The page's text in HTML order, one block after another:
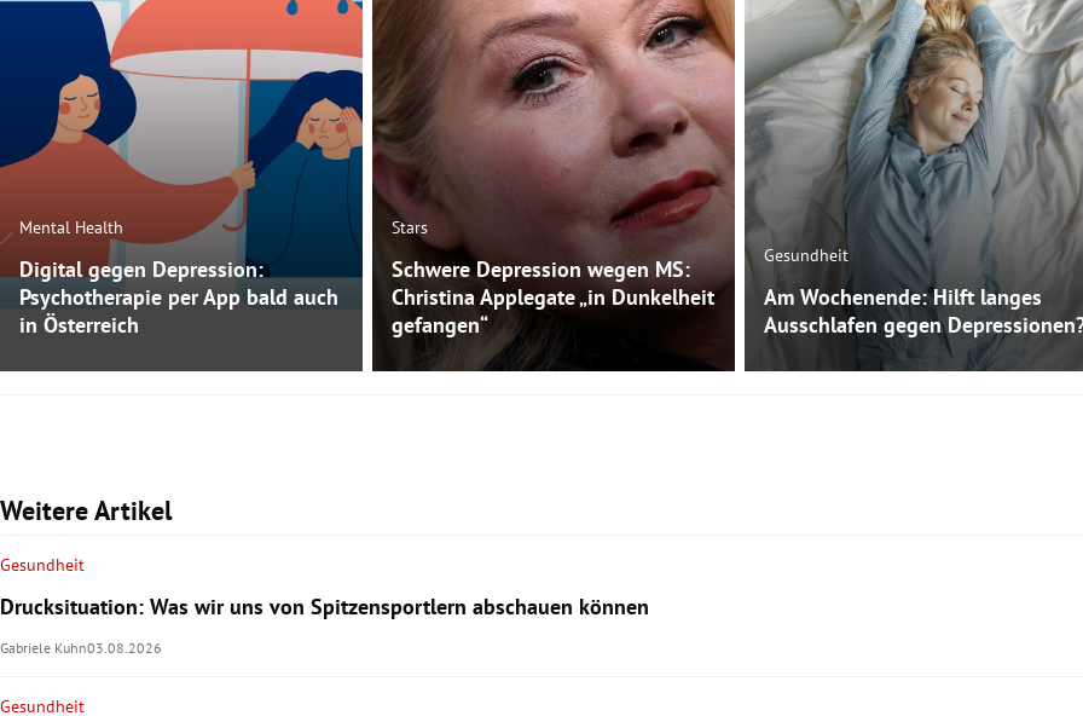
Mental Health
Digital gegen Depression:
Psychotherapie per App bald auch
in Österreich
Stars
Schwere Depression wegen MS:
Christina Applegate „in Dunkelheit
gefangen“
Gesundheit
Am Wochenende: Hilft langes
Ausschlafen gegen
Weitere Artikel
Gesundheit
Drucksituation: Was wir uns von Spitzensportlern abschauen können
Gabriele Kuhn03.08.2026
Gesundheit